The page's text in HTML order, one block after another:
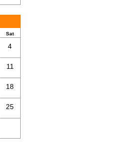
Sat
4
11
18
25